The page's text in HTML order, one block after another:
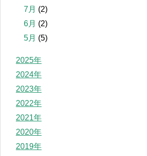
7月 (2)
6月 (2)
5月 (5)
2025年
2024年
2023年
2022年
2021年
2020年
2019年